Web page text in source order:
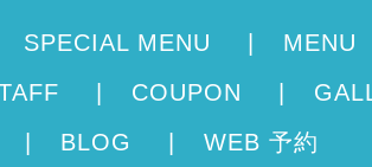
SPECIAL MENU
MENU
COUPON
BLOG WEB 予約